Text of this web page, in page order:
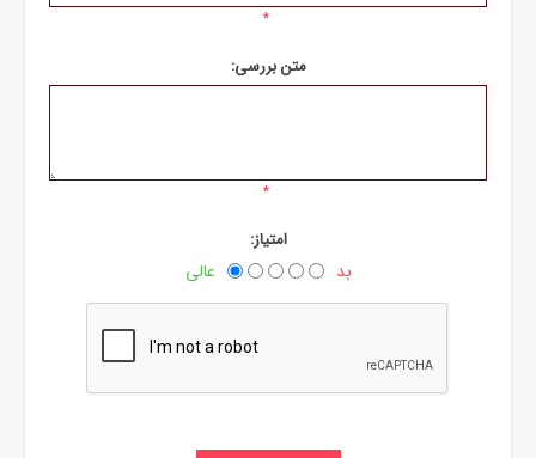
*
متن بررسی:
*
امتیاز:
بد عالی